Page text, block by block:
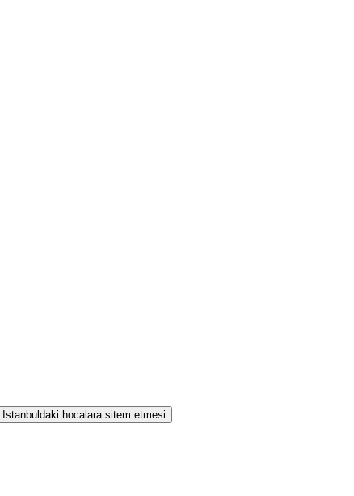
İstanbuldaki hocalara sitem etmesi